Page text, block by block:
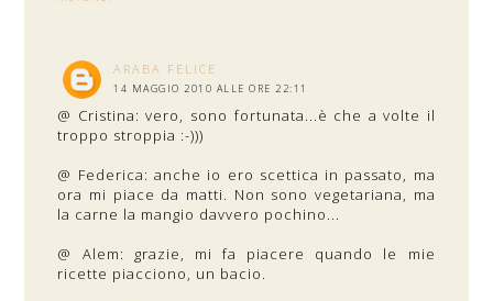
ARABA FELICE
14 MAGGIO 2010 ALLE ORE 22:11
@ Cristina: vero, sono fortunata...è che a volte il
troppo stroppia :-)))
@ Federica: anche io ero scettica in passato, ma
ora mi piace da matti. Non sono vegetariana, ma
la carne la mangio davvero pochino...
@ Alem: grazie, mi fa piacere quando le mie
ricette piacciono, un bacio.